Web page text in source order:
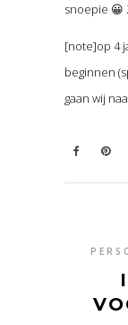
snoepie 😀
[note]op 4
beginnen
gaan wij